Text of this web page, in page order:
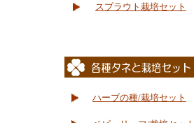
スプラウト栽培セット
ハーブの種/栽培セット